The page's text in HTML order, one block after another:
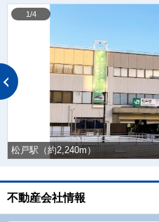
松戸駅（約2,240m）
1/4
不動産会社情報